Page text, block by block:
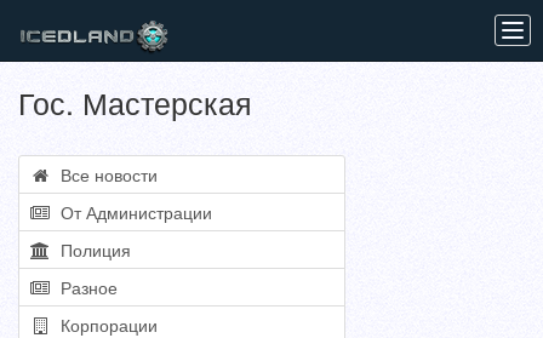
Гос. Мастерская
Все новости
От Администрации
Полиция
Разное
Корпорации